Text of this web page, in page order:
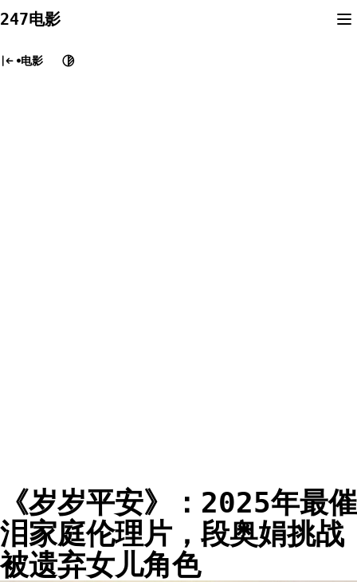
to
247电影
电影
《岁岁平安》：2025年最催
泪家庭伦理片，段奥娟挑战
被遗弃女儿角色